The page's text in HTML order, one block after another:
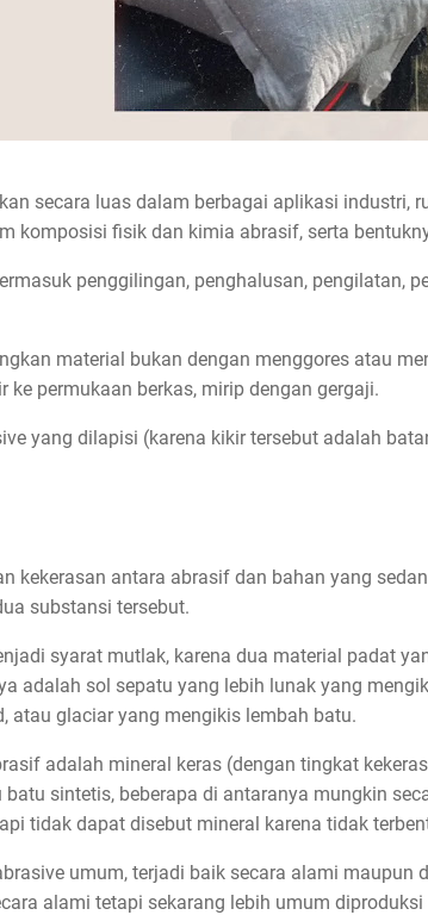
secara luas dalam berbagai aplikasi industri,
komposisi fisik dan kimia abrasif, serta
penggilingan, penghalusan, pengilatan,
material bukan dengan menggores atau
permukaan berkas, mirip dengan gergaji.
yang dilapisi (karena kikir tersebut adalah
kekerasan antara abrasif dan bahan yang
substansi tersebut.
syarat mutlak, karena dua material padat
adalah sol sepatu yang lebih lunak yang
atau glaciar yang mengikis lembah batu.
adalah mineral keras (dengan tingkat
sintetis, beberapa di antaranya mungkin
tidak dapat disebut mineral karena tidak
umum, terjadi baik secara alami maupun
alami tetapi sekarang lebih umum